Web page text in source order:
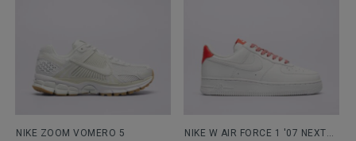
NIKE ZOOM VOMERO 5
NIKE W AIR FORCE 1 '07 NEXT